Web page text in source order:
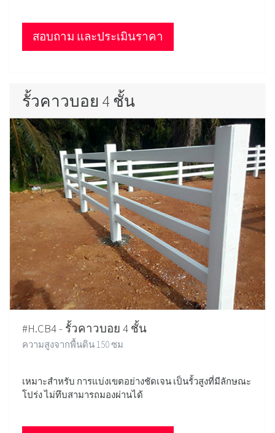
สอบถาม และประเมินราคา
รั้วคาวบอย 4 ชั้น
#H.CB4 - รั้วคาวบอย 4 ชั้น
ความสูงจากพื้นดิน 150 ซม
เหมาะสำหรับ การแบ่งเขตอย่างชัดเจน เป็นรั้วสูงที่มีลักษณะ
โปร่ง ไม่ทึบสามารถมองผ่านได้